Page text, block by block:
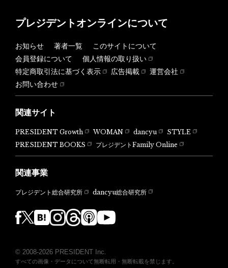
プレジデントオンラインについて
お知らせ 著者一覧
このサイトについて
会員登録について
個人情報の取り扱い
特定商取引法に基づく表示
広告掲載
運営会社
お問い合わせ
関連サイト
PRESIDENT Growth WOMAN dancyu
STYLE
PRESIDENT BOOKS
プレジデントFamily Online
関連事業
プレジデント総合研究所 dancyu総合研究所
© 2008-2026 PRESIDENT Inc.
すべての画像・データについて無断転用・無断転載を禁じます。